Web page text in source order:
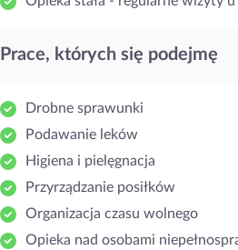
Prace, których się podejmę
Drobne sprawunki
Podawanie leków
Higiena i pielęgnacja
Przyrządzanie posiłków
Organizacja czasu wolnego
Opieka nad osobami